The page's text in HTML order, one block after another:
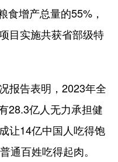
食增产总量的55%，
目实施共获省部级特
告表明，2023年全
28.3亿人无力承担健
让14亿中国人吃得饱
通百姓吃得起肉。